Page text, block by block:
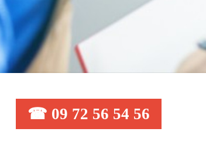
☎ 09 72 56 54 56